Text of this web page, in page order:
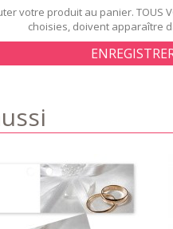
votre produit au panier. TOUS
choisies, doivent apparaître